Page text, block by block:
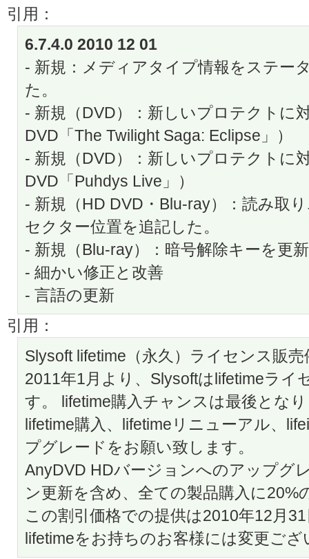
引用：
6.7.4.0 2010 12 01
- 新規：メディアタイプ情報をステー
た。
- 新規（DVD）：新しいプロテクトに
DVD「The Twilight Saga: Eclipse」）
- 新規（DVD）：新しいプロテクトに
DVD「Puhdys Live」）
- 新規（HD DVD・Blu-ray）：読み取
セクター位置を追記した。
- 新規（Blu-ray）：暗号解除キーを更
- 細かい修正と改善
- 言語の更新
引用：
Slysoft lifetime（永久）ライセンス販
2011年1月より、Slysoftはlifetimeライ
す。 lifetime購入チャンスは最後とな
lifetime購入、lifetimeリニューアル、
プグレードをお願い致します。
AnyDVD HDバージョンへのアップグ
ン更新を含め、全ての製品購入に20%
この割引価格での提供は2010年12月
lifetimeをお持ちのお客様には変更ござ